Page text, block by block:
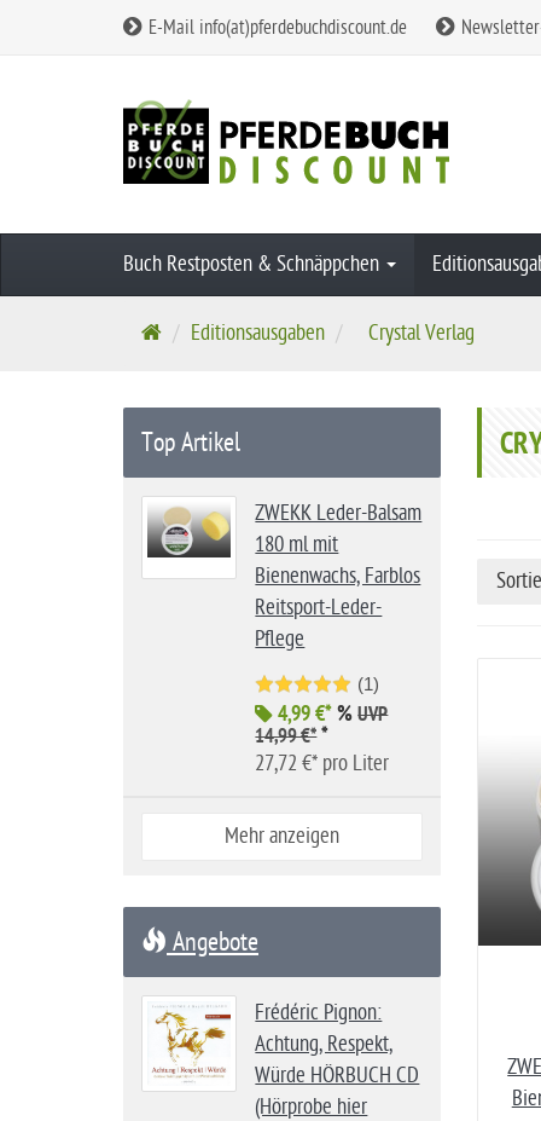
E-Mail info(at)pferdebuchdiscount.de
Buch Restposten & Schnäppchen
S
t
e
i
t
Editionsausgaben Crystal Verlag
Top Artikel
ZWEKK Leder-Balsam
180 ml mit
Bienenwachs, Farblos
Reitsport-Leder-
Pflege
(1)
4,99 €*% UVP
14,99 €**
27,72 €* pro Liter
Mehr anzeigen
Angebote
Frédéric Pignon:
Achtung, Respekt,
Würde HÖRBUCH CD
(Hörprobe hier